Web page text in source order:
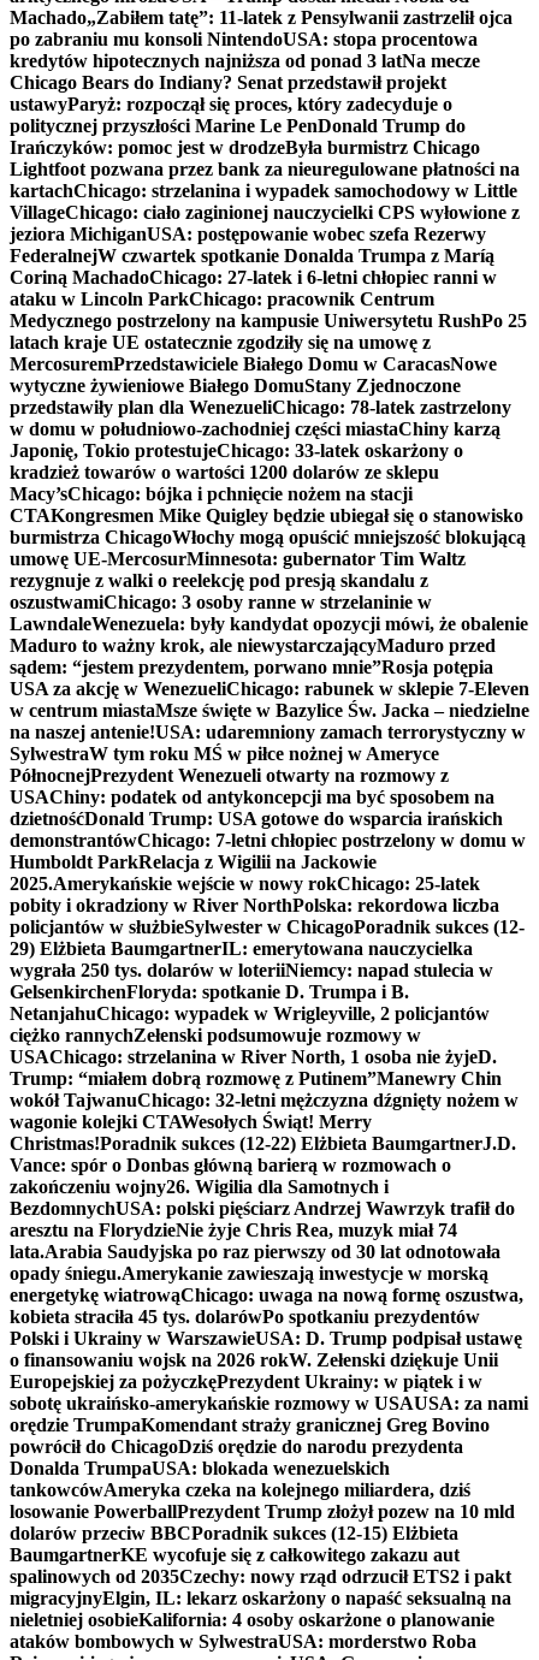
Machado„Zabiłem tatę”: 11-latek z Pensylwanii zastrzelił ojca
po zabraniu mu konsoli NintendoUSA: stopa procentowa
kredytów hipotecznych najniższa od ponad 3 latNa mecze
Chicago Bears do Indiany? Senat przedstawił projekt
ustawyParyż: rozpoczął się proces, który zadecyduje o
politycznej przyszłości Marine Le PenDonald Trump do
Irańczyków: pomoc jest w drodzeByła burmistrz Chicago
Lightfoot pozwana przez bank za nieuregulowane płatności na
kartachChicago: strzelanina i wypadek samochodowy w Little
VillageChicago: ciało zaginionej nauczycielki CPS wyłowione z
jeziora MichiganUSA: postępowanie wobec szefa Rezerwy
FederalnejW czwartek spotkanie Donalda Trumpa z Maríą
Coriną MachadoChicago: 27-latek i 6-letni chłopiec ranni w
ataku w Lincoln ParkChicago: pracownik Centrum
Medycznego postrzelony na kampusie Uniwersytetu RushPo 25
latach kraje UE ostatecznie zgodziły się na umowę z
MercosuremPrzedstawiciele Białego Domu w CaracasNowe
wytyczne żywieniowe Białego DomuStany Zjednoczone
przedstawiły plan dla WenezueliChicago: 78-latek zastrzelony
w domu w południowo-zachodniej części miastaChiny karzą
Japonię, Tokio protestujeChicago: 33-latek oskarżony o
kradzież towarów o wartości 1200 dolarów ze sklepu
Macy’sChicago: bójka i pchnięcie nożem na stacji
CTAKongresmen Mike Quigley będzie ubiegał się o stanowisko
burmistrza ChicagoWłochy mogą opuścić mniejszość blokującą
umowę UE-MercosurMinnesota: gubernator Tim Waltz
rezygnuje z walki o reelekcję pod presją skandalu z
oszustwamiChicago: 3 osoby ranne w strzelaninie w
LawndaleWenezuela: były kandydat opozycji mówi, że obalenie
Maduro to ważny krok, ale niewystarczającyMaduro przed
sądem: “jestem prezydentem, porwano mnie”Rosja potępia
USA za akcję w WenezueliChicago: rabunek w sklepie 7-Eleven
w centrum miastaMsze święte w Bazylice Św. Jacka – niedzielne
na naszej antenie!USA: udaremniony zamach terrorystyczny w
SylwestraW tym roku MŚ w piłce nożnej w Ameryce
PółnocnejPrezydent Wenezueli otwarty na rozmowy z
USAChiny: podatek od antykoncepcji ma być sposobem na
dzietnośćDonald Trump: USA gotowe do wsparcia irańskich
demonstrantówChicago: 7-letni chłopiec postrzelony w domu w
Humboldt ParkRelacja z Wigilii na Jackowie
2025.Amerykańskie wejście w nowy rokChicago: 25-latek
pobity i okradziony w River NorthPolska: rekordowa liczba
policjantów w służbieSylwester w ChicagoPoradnik sukces (12-
29) Elżbieta BaumgartnerIL: emerytowana nauczycielka
wygrała 250 tys. dolarów w loteriiNiemcy: napad stulecia w
GelsenkirchenFloryda: spotkanie D. Trumpa i B.
NetanjahuChicago: wypadek w Wrigleyville, 2 policjantów
ciężko rannychZełenski podsumowuje rozmowy w
USAChicago: strzelanina w River North, 1 osoba nie żyjeD.
Trump: “miałem dobrą rozmowę z Putinem”Manewry Chin
wokół TajwanuChicago: 32-letni mężczyzna dźgnięty nożem w
wagonie kolejki CTAWesołych Świąt! Merry
Christmas!Poradnik sukces (12-22) Elżbieta BaumgartnerJ.D.
Vance: spór o Donbas główną barierą w rozmowach o
zakończeniu wojny26. Wigilia dla Samotnych i
BezdomnychUSA: polski pięściarz Andrzej Wawrzyk trafił do
aresztu na FlorydzieNie żyje Chris Rea, muzyk miał 74
lata.Arabia Saudyjska po raz pierwszy od 30 lat odnotowała
opady śniegu.Amerykanie zawieszają inwestycje w morską
energetykę wiatrowąChicago: uwaga na nową formę oszustwa,
kobieta straciła 45 tys. dolarówPo spotkaniu prezydentów
Polski i Ukrainy w WarszawieUSA: D. Trump podpisał ustawę
o finansowaniu wojsk na 2026 rokW. Zełenski dziękuje Unii
Europejskiej za pożyczkęPrezydent Ukrainy: w piątek i w
sobotę ukraińsko-amerykańskie rozmowy w USAUSA: za nami
orędzie TrumpaKomendant straży granicznej Greg Bovino
powrócił do ChicagoDziś orędzie do narodu prezydenta
Donalda TrumpaUSA: blokada wenezuelskich
tankowcówAmeryka czeka na kolejnego miliardera, dziś
losowanie PowerballPrezydent Trump złożył pozew na 10 mld
dolarów przeciw BBCPoradnik sukces (12-15) Elżbieta
BaumgartnerKE wycofuje się z całkowitego zakazu aut
spalinowych od 2035Czechy: nowy rząd odrzucił ETS2 i pakt
migracyjnyElgin, IL: lekarz oskarżony o napaść seksualną na
nieletniej osobieKalifornia: 4 osoby oskarżone o planowanie
ataków bombowych w SylwestraUSA: morderstwo Roba